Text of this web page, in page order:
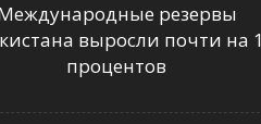
резервы
выросли почти на
процентов